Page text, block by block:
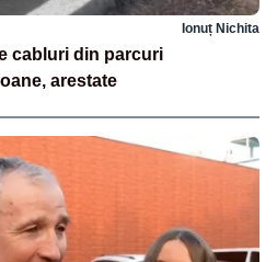
Ionuț Nichita
cabluri din parcuri
arestate